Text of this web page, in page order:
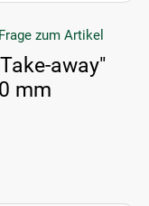
Frage zum Artikel
away"
mm